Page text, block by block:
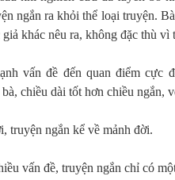
ngắn ra khỏi thể loại truyện.
khác nêu ra, không đặc thù vì
vấn đề đến quan điểm cực
chiều dài tốt hơn chiều ngắn,
truyện ngắn kể về mảnh đời.
vấn đề, truyện ngắn chỉ có